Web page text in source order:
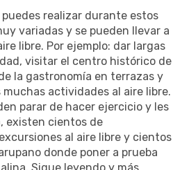
realizar durante estos
variadas y se pueden llevar a
libre. Por ejemplo: dar largas
visitar el centro histórico de
la gastronomía en terrazas y
actividades al aire libre.
parar de hacer ejercicio y les
existen cientos de
al aire libre y cientos
donde poner a prueba